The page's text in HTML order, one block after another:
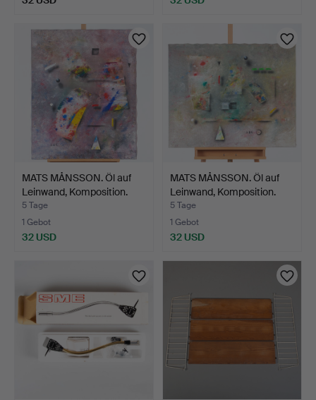
MATS MÅNSSON. Öl auf
Leinwand, Komposition.
5 Tage
1 Gebot
32 USD
MATS MÅNSSON. Öl auf
Leinwand, Komposition.
5 Tage
1 Gebot
32 USD